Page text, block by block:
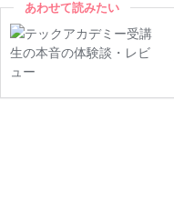
あわせて読みたい